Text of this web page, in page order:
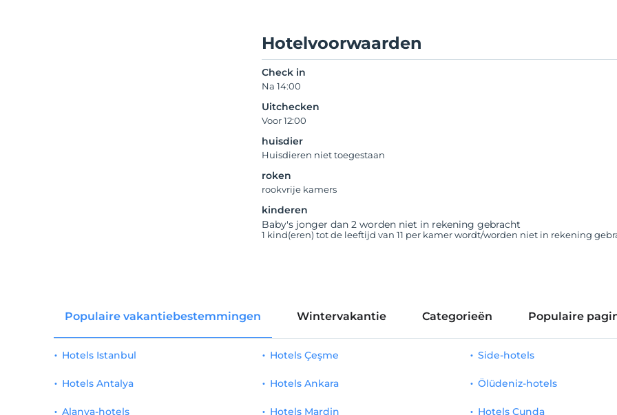
Hotelvoorwaarden
Check in
Na 14:00
Uitchecken
Voor 12:00
huisdier
Huisdieren niet toegestaan
roken
rookvrije kamers
kinderen
Baby's jonger dan 2 worden niet in rekening gebracht
1 kind(eren) tot de leeftijd van 11 per kamer wordt/worden niet in rekening
Populaire vakantiebestemmingen Wintervakantie Categorieën Populaire
Hotels Istanbul
Hotels Antalya
Alanya-hotels
Hotels Çeşme
Hotels Ankara
Hotels Mardin
Side-hotels
Ölüdeniz-hotels
Hotels Cunda